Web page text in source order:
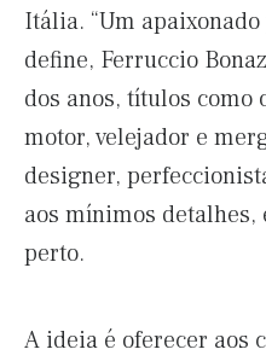
Itália. “Um
define, Ferruccio
dos anos, títulos como
motor, velejador e
designer,
aos mínimos detalhes,
perto.
A ideia é oferecer aos